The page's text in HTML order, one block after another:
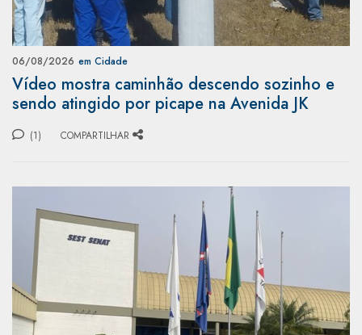
06/08/2026 em Cidade
Vídeo mostra caminhão descendo sozinho e
sendo atingido por picape na Avenida JK
(1) COMPARTILHAR